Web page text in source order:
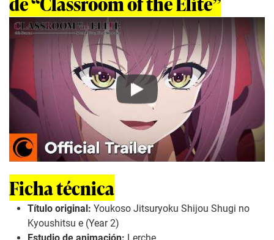
Play
Ficha técnica
Título original: Youkoso Jitsuryoku Shijou Shugi no
Kyoushitsu e (Year 2)
Estudio de animación: Lerche